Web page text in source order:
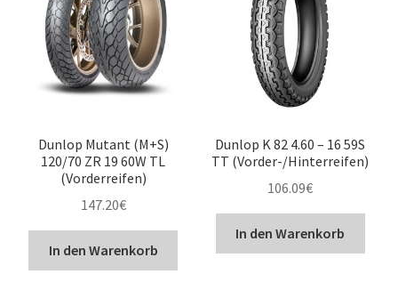
Dunlop Mutant (M+S)
120/70 ZR 19 60W TL
(Vorderreifen)
147.20€
In den Warenkorb
Dunlop K 82 4.60 – 16 59S
TT (Vorder-/Hinterreifen)
106.09€
In den Warenkorb